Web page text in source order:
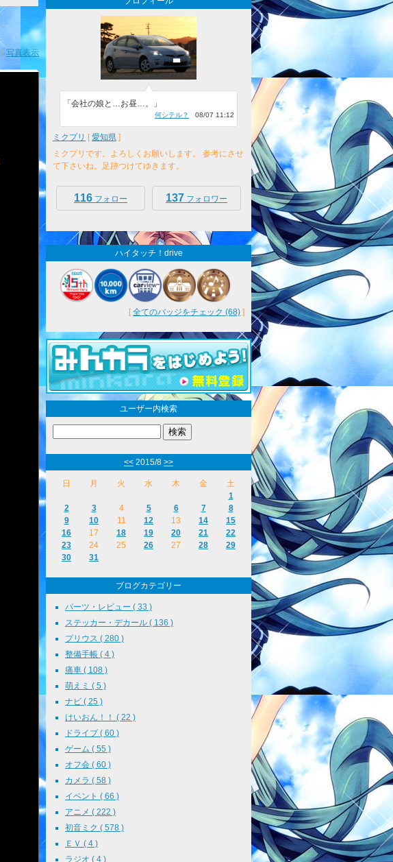
写真表示
「会社の娘と…お昼…。」
何シテル？ 08/07 11:12
ミクプリ [愛知県 ]
ミクプリです。よろしくお願いします。 参考にさせ
て下さいね。足跡つけてゆきます。
116 フォロー 137 フォロワー
ハイタッチ！drive
[全てのバッジをチェック (68) ]
ユーザー内検索
<< 2015/8 >>
日 月 火 水 木 金
土
1
2
3 4 5 6 7
8
9
10 11 12 13 14
15
16
17 18 19 20 21
22
23
24 25 26 27 28
29
30
31
ブログカテゴリー
パーツ・レビュー ( 33 )
ステッカー・デカール ( 136 )
プリウス ( 280 )
整備手帳 ( 4 )
痛車 ( 108 )
萌えミ ( 5 )
ナビ ( 25 )
けいおん！！ ( 22 )
ドライブ ( 60 )
ゲーム ( 55 )
オフ会 ( 60 )
カメラ ( 58 )
イベント ( 66 )
アニメ ( 222 )
初音ミク ( 578 )
ＥＶ ( 4 )
ラジオ ( 4 )